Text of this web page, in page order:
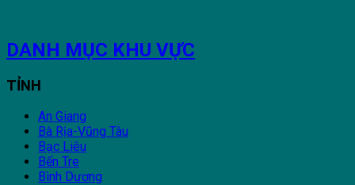
DANH MỤC KHU VỰC
TỈNH
An Giang
Bà Rịa-Vũng Tàu
Bạc Liêu
Bến Tre
Bình Dương